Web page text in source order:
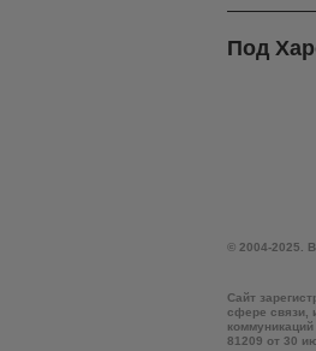
Под
© 2004-2025.
Сайт
сфере связи,
81209 от 30